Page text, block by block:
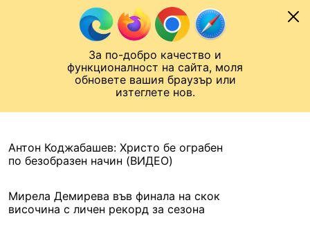
За по-добро качество и
функционалност на сайта, моля
обновете вашия браузър или
изтеглете нов.
Към съдържанието
Лига на Конференциите
Антон Коджабашев: Христо бе ограбен
по безобразен начин (ВИДЕО)
Мирела Демирева във финала на скок
височина с личен рекорд за сезона